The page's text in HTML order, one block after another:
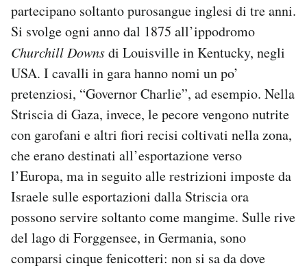
SHOP
CALENDARIO
AREA PERSONALE
Area Personale
Regala il Post
Hai bisogno di aiuto?
Esci
partecipano soltanto purosangue inglesi di tre anni.
Si svolge ogni anno dal 1875 all’ippodromo
Churchill Downsdi Louisville in Kentucky, negli
USA. I cavalli in gara hanno nomi un po’
pretenziosi, “Governor Charlie”, ad esempio. Nella
Striscia di Gaza, invece, le pecore vengono nutrite
con garofani e altri fiori recisi coltivati nella zona,
che erano destinati all’esportazione verso
l’Europa, ma in seguito alle restrizioni imposte da
Israele sulle esportazioni dalla Striscia ora
possono servire soltanto come mangime. Sulle rive
del lago di Forggensee, in Germania, sono
comparsi cinque fenicotteri: non si sa da dove